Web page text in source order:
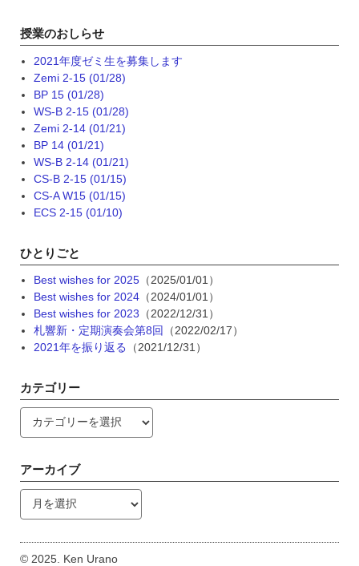
授業のおしらせ
2021年度ゼミ生を募集します
Zemi 2-15 (01/28)
BP 15 (01/28)
WS-B 2-15 (01/28)
Zemi 2-14 (01/21)
BP 14 (01/21)
WS-B 2-14 (01/21)
CS-B 2-15 (01/15)
CS-A W15 (01/15)
ECS 2-15 (01/10)
ひとりごと
Best wishes for 2025（2025/01/01）
Best wishes for 2024（2024/01/01）
Best wishes for 2023 （2022/12/31）
札響新・定期演奏会第8回
（2022/02/17）
2021年を振り返る
（2021/12/31）
カテゴリー
リ
ー
アーカイブ
イ
© 2025. Ken Urano